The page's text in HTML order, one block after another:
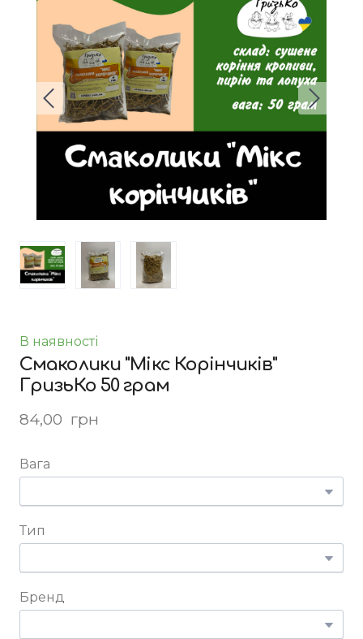
В наявності
Смаколики "Мікс Корінчиків"
ГризьКо 50 грам
84,00  грн
Вага
Тип
Бренд